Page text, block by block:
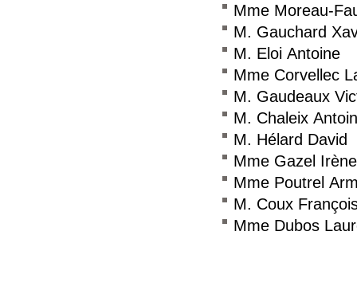
Mme Moreau-
M. Gauchard
M. Eloi Antoine
Mme Corvellec
M. Gaudeaux
M. Chaleix
M. Hélard David
Mme Gazel Irène
Mme Poutrel
M. Coux
Mme Dubos